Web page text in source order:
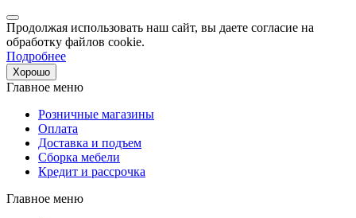
Продолжая использовать наш сайт, вы даете согласие на
обработку файлов cookie.
Подробнее
Хорошо
Главное меню
Розничные магазины
Оплата
Доставка и подъем
Сборка мебели
Кредит и рассрочка
Главное меню